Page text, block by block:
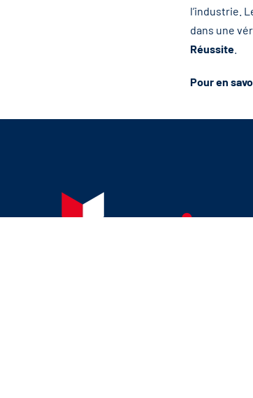
l’industrie.
dans une
Réussite
Pour en